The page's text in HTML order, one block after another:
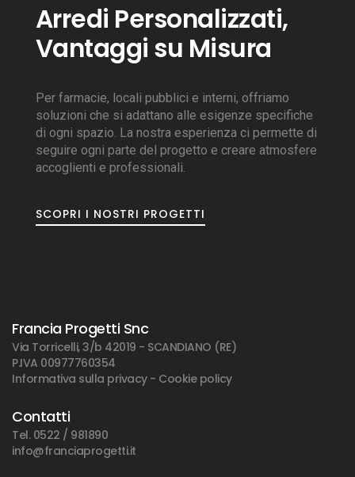
Arredi Personalizzati,
Vantaggi su Misura
Per farmacie, locali pubblici e interni, offriamo
soluzioni che si adattano alle esigenze specifiche
di ogni spazio. La nostra esperienza ci permette di
seguire ogni parte del progetto e creare atmosfere
accoglienti e professionali.
SCOPRI I NOSTRI PROGETTI
Francia Progetti Snc
Via Torricelli, 3/b 42019 - SCANDIANO (RE)
P.IVA 00977760354
Informativa sulla privacy- Cookie policy
Contatti
Tel. 0522 / 981890
info@franciaprogetti.it